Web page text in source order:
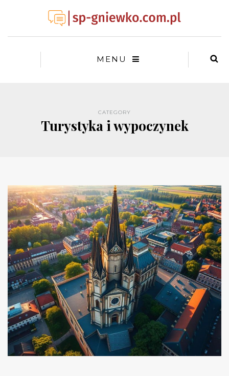
MENU
CATEGORY
Turystyka i wypoczynek